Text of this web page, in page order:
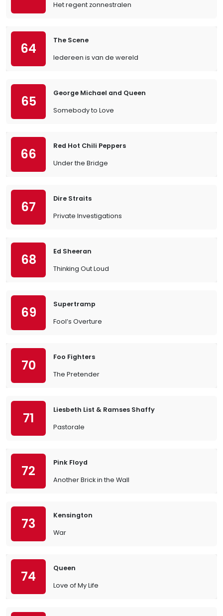
Het regent zonnestralen
64
The Scene
Iedereen is van de wereld
65
George Michael and Queen
Somebody to Love
66
Red Hot Chili Peppers
Under the Bridge
67
Dire Straits
Private Investigations
68
Ed Sheeran
Thinking Out Loud
69
Supertramp
Fool’s Overture
70
Foo Fighters
The Pretender
71
Liesbeth List & Ramses Shaffy
Pastorale
72
Pink Floyd
Another Brick in the Wall
73
Kensington
War
74
Queen
Love of My Life